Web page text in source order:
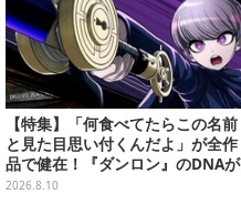
【特集】「何食べてたらこの名前
と見た目思い付くんだよ」が全作
品で健在！『ダンロン』のDNAが
息づくトゥーキョーゲームスおす
2026.8.10